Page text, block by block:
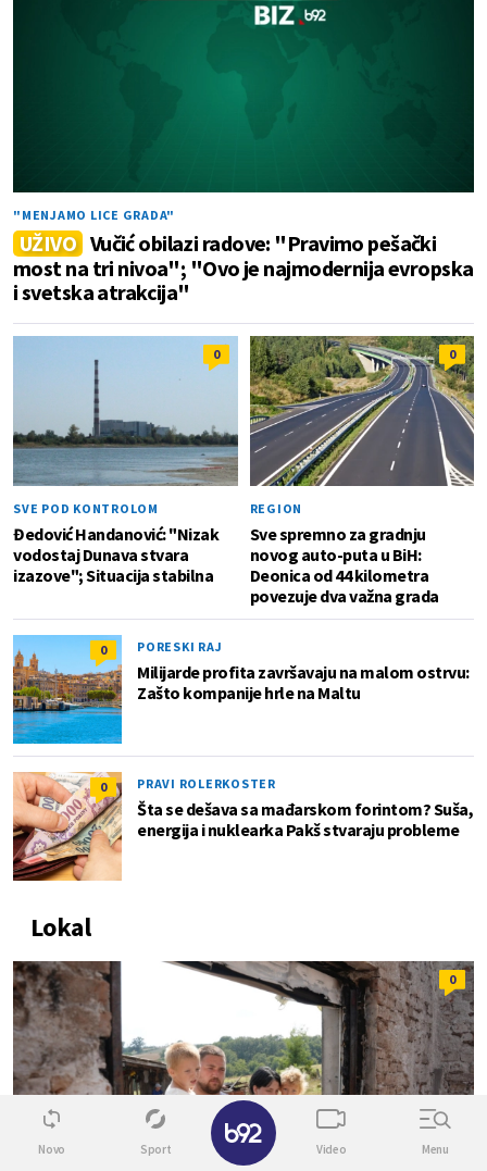
"MENJAMO LICE GRADA"
UŽIVO Vučić obilazi radove: "Pravimo pešački
most na tri nivoa"; "Ovo je najmodernija evropska
i svetska atrakcija"
0
SVE POD KONTROLOM
Đedović Handanović: "Nizak
vodostaj Dunava stvara
izazove"; Situacija stabilna
0
REGION
Sve spremno za gradnju
novog auto-puta u BiH:
Deonica od 44 kilometra
povezuje dva važna grada
0 PORESKI RAJ
Milijarde profita završavaju na malom ostrvu:
Zašto kompanije hrle na Maltu
0 PRAVI ROLERKOSTER
Šta se dešava sa mađarskom forintom? Suša,
energija i nuklearka Pakš stvaraju probleme
Lokal
0
Novo Sport Video Menu
✕